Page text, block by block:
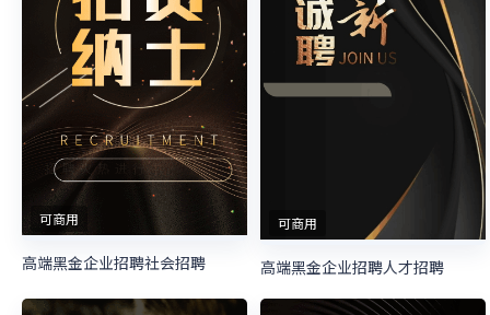
可商用
高端黑金企业招聘社会招聘
可商用
高端黑金企业招聘人才招聘